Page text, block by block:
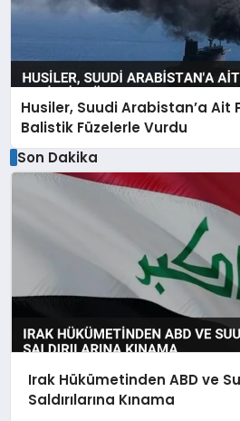
Husiler, Suudi Arabistan’a Ait
Balistik Füzelerle Vurdu
Son Dakika
Irak Hükümetinden ABD ve
Saldırılarına Kınama